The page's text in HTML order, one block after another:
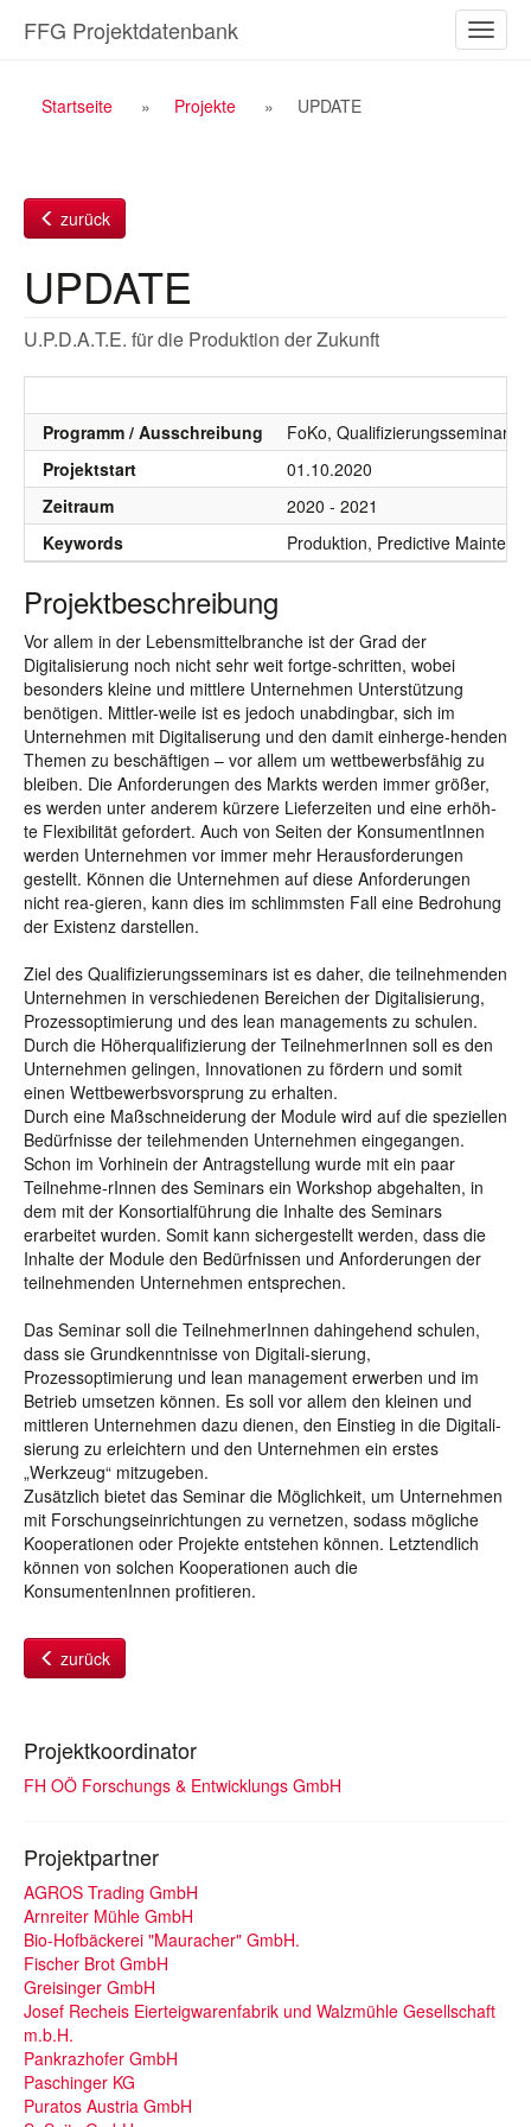
Inhalt
ein-/
FFG Projektdatenbank
Breadcrumb
Startseite Projekte UPDATE
zurück
UPDATE
U.P.D.A.T.E. für die Produktion der Zukunft
Programm / Ausschreibung
FoKo,
Projektstart
01.10.2020
Zeitraum
2020 - 2021
Keywords
Produktion, Predictive
Projektbeschreibung
Vor allem in der Lebensmittelbranche ist der Grad der
Digitalisierung noch nicht sehr weit fortge-schritten, wobei
besonders kleine und mittlere Unternehmen Unterstützung
benötigen. Mittler-weile ist es jedoch unabdingbar, sich im
Unternehmen mit Digitaliserung und den damit einherge-henden
Themen zu beschäftigen – vor allem um wettbewerbsfähig zu
bleiben. Die Anforderungen des Markts werden immer größer,
es werden unter anderem kürzere Lieferzeiten und eine erhöh-
te Flexibilität gefordert. Auch von Seiten der KonsumentInnen
werden Unternehmen vor immer mehr Herausforderungen
gestellt. Können die Unternehmen auf diese Anforderungen
nicht rea-gieren, kann dies im schlimmsten Fall eine Bedrohung
der Existenz darstellen.
Ziel des Qualifizierungsseminars ist es daher, die teilnehmenden
Unternehmen in verschiedenen Bereichen der Digitalisierung,
Prozessoptimierung und des lean managements zu schulen.
Durch die Höherqualifizierung der TeilnehmerInnen soll es den
Unternehmen gelingen, Innovationen zu fördern und somit
einen Wettbewerbsvorsprung zu erhalten.
Durch eine Maßschneiderung der Module wird auf die speziellen
Bedürfnisse der teilehmenden Unternehmen eingegangen.
Schon im Vorhinein der Antragstellung wurde mit ein paar
Teilnehme-rInnen des Seminars ein Workshop abgehalten, in
dem mit der Konsortialführung die Inhalte des Seminars
erarbeitet wurden. Somit kann sichergestellt werden, dass die
Inhalte der Module den Bedürfnissen und Anforderungen der
teilnehmenden Unternehmen entsprechen.
Das Seminar soll die TeilnehmerInnen dahingehend schulen,
dass sie Grundkenntnisse von Digitali-sierung,
Prozessoptimierung und lean management erwerben und im
Betrieb umsetzen können. Es soll vor allem den kleinen und
mittleren Unternehmen dazu dienen, den Einstieg in die Digitali-
sierung zu erleichtern und den Unternehmen ein erstes
„Werkzeug“ mitzugeben.
Zusätzlich bietet das Seminar die Möglichkeit, um Unternehmen
mit Forschungseinrichtungen zu vernetzen, sodass mögliche
Kooperationen oder Projekte entstehen können. Letztendlich
können von solchen Kooperationen auch die
KonsumentenInnen profitieren.
zurück
Projektkoordinator
FH OÖ Forschungs & Entwicklungs GmbH
Projektpartner
AGROS Trading GmbH
Arnreiter Mühle GmbH
Bio-Hofbäckerei "Mauracher" GmbH.
Fischer Brot GmbH
Greisinger GmbH
Josef Recheis Eierteigwarenfabrik und Walzmühle Gesellschaft
m.b.H.
Pankrazhofer GmbH
Paschinger KG
Puratos Austria GmbH